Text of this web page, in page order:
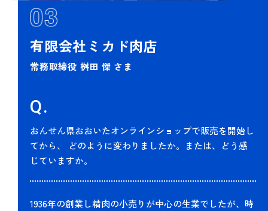
有限会社ミカド肉店
常務取締役 桝田 傑 さま
Q.
おんせん県おおいたオンラインショップで販売を開始し
てから、
どのように変わりましたか。または、どう感
じていますか。
1936年の創業し精肉の小売りが中心の生業でしたが、時